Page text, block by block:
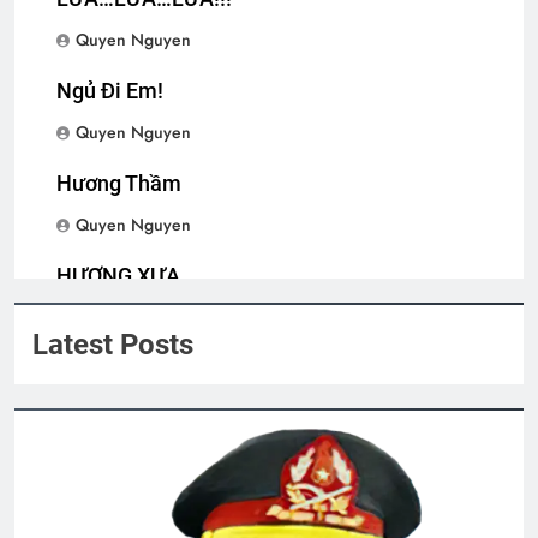
NGẢ ĐƯỜNG KHÔNG CHỌN (Robert
3 Years Ago
Các Liên Hội, HVB, các khóa, PNLV và
TTNĐH
8 Months Ago
Quyen Nguyen
Ngủ Đi Em!
Quyen Nguyen
Hương Thầm
Quyen Nguyen
HƯƠNG XƯA
Latest Posts